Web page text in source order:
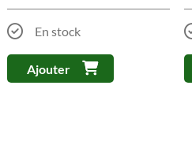
En stock
Ajouter